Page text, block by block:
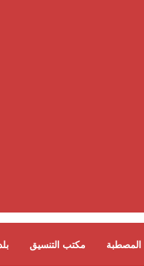
مكتب التنسيق المصطبة